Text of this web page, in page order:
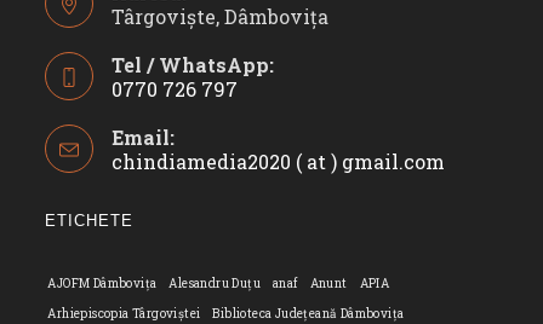
Târgoviște, Dâmbovița
Tel / WhatsApp:
0770 726 797
in
your
Email:
chindiamedia2020 ( at ) gmail.com
ETICHETE
AJOFM Dâmbovița Alesandru Duțu anaf Anunt
APIA
Arhiepiscopia Târgoviștei
Biblioteca Județeană Dâmbovița